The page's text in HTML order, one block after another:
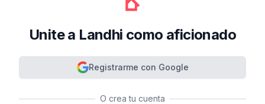
Unite a Landhi como aficionado
Registrarme con Google
O crea tu cuenta